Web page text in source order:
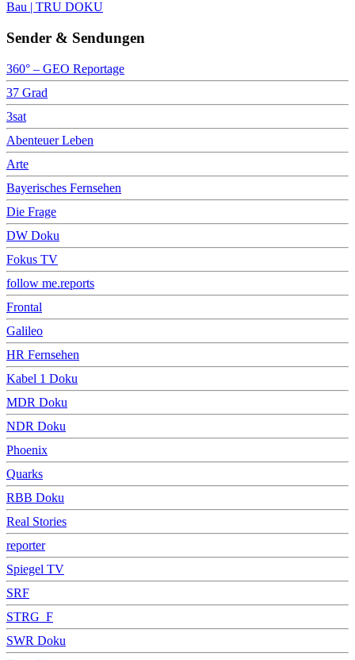
Bau | TRU DOKU
Sender & Sendungen
360° – GEO Reportage
37 Grad
3sat
Abenteuer Leben
Arte
Bayerisches Fernsehen
Die Frage
DW Doku
Fokus TV
follow me.reports
Frontal
Galileo
HR Fernsehen
Kabel 1 Doku
MDR Doku
NDR Doku
Phoenix
Quarks
RBB Doku
Real Stories
reporter
Spiegel TV
SRF
STRG_F
SWR Doku